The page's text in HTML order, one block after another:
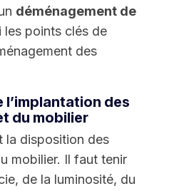
déménagement de
les points clés de
des
des
du mobilier
la disposition des
mobilier. Il faut tenir
de la luminosité, du